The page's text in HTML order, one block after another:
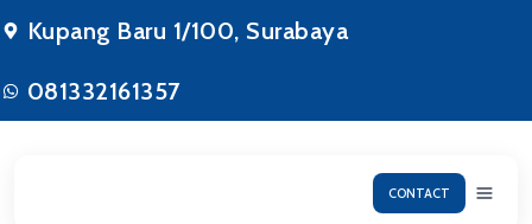
Kupang Baru 1/100, Surabaya
081332161357
CONTACT